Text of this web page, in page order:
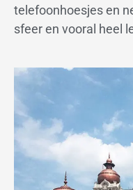
telefoonhoesjes en
sfeer en vooral heel